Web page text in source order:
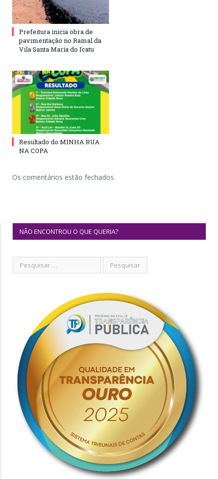
Prefeitura inicia obra de
pavimentação no Ramal da
Vila Santa Maria do Icatu
Resultado do MINHA RUA
NA COPA
Os comentários estão fechados.
NÃO ENCONTROU O QUE QUERIA?